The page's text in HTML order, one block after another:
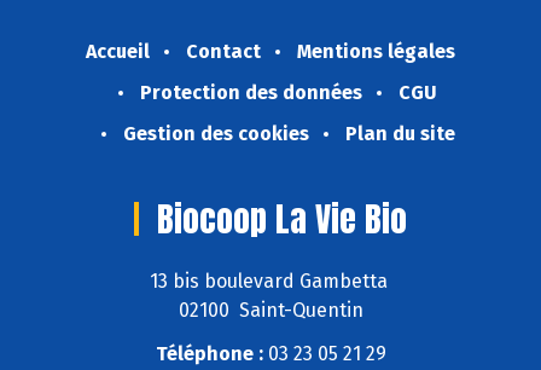
Accueil Contact
Mentions légales
Protection des données
CGU
Gestion des cookies
Plan du site
Biocoop La Vie Bio
13 bis boulevard Gambetta
02100 Saint-Quentin
Téléphone :03 23 05 21 29